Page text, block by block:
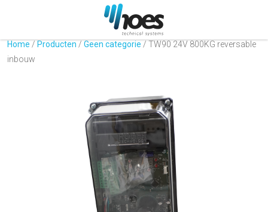
Home / Producten / Geen categorie / TW90 24V 800KG reversable
inbouw